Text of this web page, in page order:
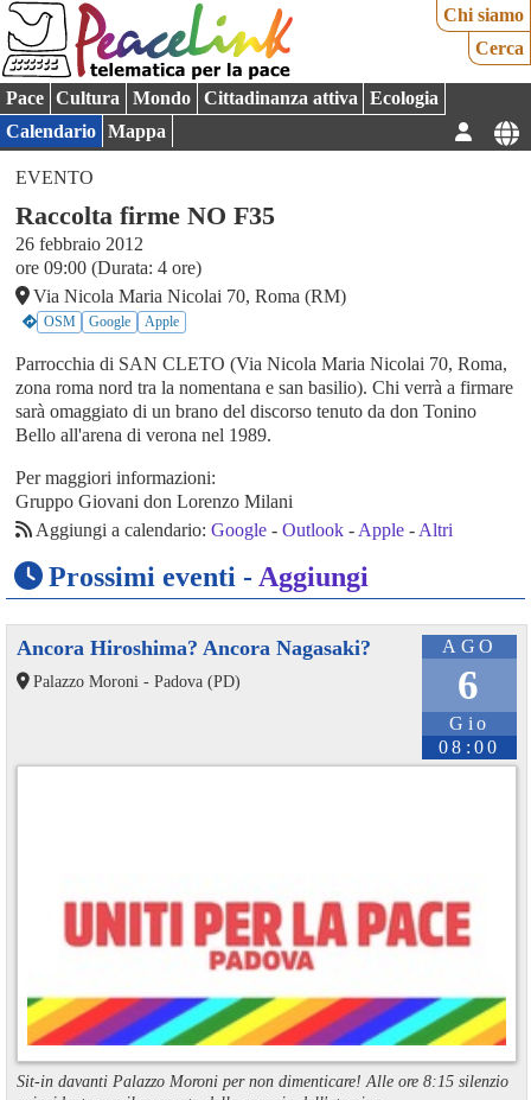
Chi siamo
Cerca
Pace Cultura Mondo Cittadinanza attiva
Ecologia
Calendario
Mappa
EVENTO
Raccolta firme NO F35
26 febbraio 2012
ore 09:00 (Durata: 4 ore)
Via Nicola Maria Nicolai 70, Roma (RM)
OSM Google Apple
Parrocchia di SAN CLETO (Via Nicola Maria Nicolai 70, Roma,
zona roma nord tra la nomentana e san basilio). Chi verrà a firmare
sarà omaggiato di un brano del discorso tenuto da don Tonino
Bello all'arena di verona nel 1989.
Per maggiori informazioni:
Gruppo Giovani don Lorenzo Milani
Aggiungi a calendario: Google- Outlook- Apple- Altri
Prossimi eventi - Aggiungi
AGO
6
Gio
08:00
Ancora Hiroshima? Ancora Nagasaki?
Palazzo Moroni - Padova (PD)
Sit-in davanti Palazzo Moroni per non dimenticare! Alle ore 8:15 silenzio